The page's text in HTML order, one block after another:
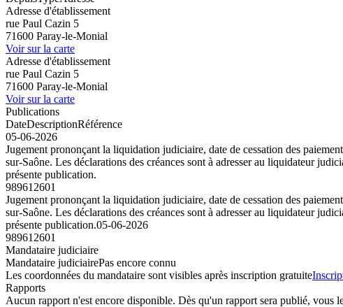
Adresse d'établissement
rue Paul Cazin 5
71600 Paray-le-Monial
Voir sur la carte
Adresse d'établissement
rue Paul Cazin 5
71600 Paray-le-Monial
Voir sur la carte
Publications
DateDescriptionRéférence
05-06-2026
Jugement prononçant la liquidation judiciaire, date de cessation des
sur-Saône. Les déclarations des créances sont à adresser au liquidateur
présente publication.
989612601
Jugement prononçant la liquidation judiciaire, date de cessation des
sur-Saône. Les déclarations des créances sont à adresser au liquidateur
présente publication.05-06-2026
989612601
Mandataire judiciaire
Mandataire judiciairePas encore connu
Les coordonnées du mandataire sont visibles après inscription gratuite
Rapports
Aucun rapport n'est encore disponible. Dès qu'un rapport sera publié, vous